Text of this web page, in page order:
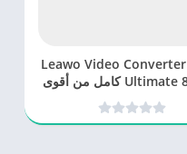
برنامج Leawo Video Converter
Ultimate 8.2.0.0 كامل من أقوى
برامج تحويل الفيديوهات